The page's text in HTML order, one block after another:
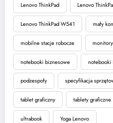
Lenovo ThinkPad Lenovo
Lenovo ThinkPad W541 mały
mobilne stacje robocze monitory
notebooki biznesowe notebooki
podzespoły specyfikacja
tablet graficzny tablety graficzne
ultrabook Yoga Lenovo